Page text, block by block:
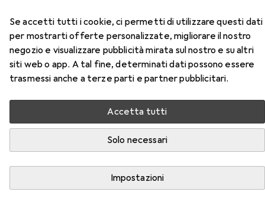
Se accetti tutti i cookie, ci permetti di utilizzare questi dati
per mostrarti offerte personalizzate, migliorare il nostro
negozio e visualizzare pubblicità mirata sul nostro e su altri
siti web o app. A tal fine, determinati dati possono essere
trasmessi anche a terze parti e partner pubblicitari.
Accetta tutti
Solo necessari
Impostazioni
Accessori per Epson MULTIPACK
4-COL.29XL HOME INK
MULTIPACK 4-COL.29XL HOME INK della categoria
Carta.
Elenco dei prodotti